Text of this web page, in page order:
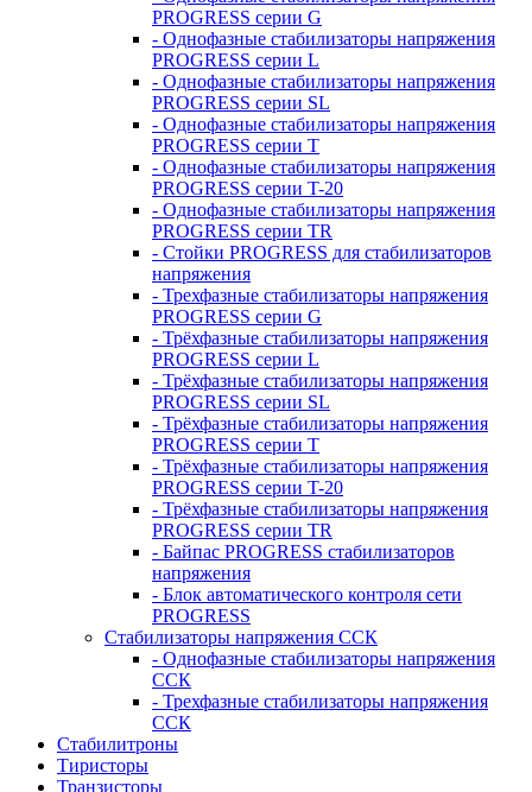
PROGRESS серии G
- Однофазные стабилизаторы напряжения
PROGRESS серии L
- Однофазные стабилизаторы напряжения
PROGRESS серии SL
- Однофазные стабилизаторы напряжения
PROGRESS серии T
- Однофазные стабилизаторы напряжения
PROGRESS серии T-20
- Однофазные стабилизаторы напряжения
PROGRESS серии TR
- Стойки PROGRESS для стабилизаторов
напряжения
- Трехфазные стабилизаторы напряжения
PROGRESS серии G
- Трёхфазные стабилизаторы напряжения
PROGRESS серии L
- Трёхфазные стабилизаторы напряжения
PROGRESS серии SL
- Трёхфазные стабилизаторы напряжения
PROGRESS серии T
- Трёхфазные стабилизаторы напряжения
PROGRESS серии T-20
- Трёхфазные стабилизаторы напряжения
PROGRESS серии TR
- Байпас PROGRESS стабилизаторов
напряжения
- Блок автоматического контроля сети
PROGRESS
Стабилизаторы напряжения ССК
- Однофазные стабилизаторы напряжения
ССК
- Трехфазные стабилизаторы напряжения
ССК
Стабилитроны
Тиристоры
Транзисторы